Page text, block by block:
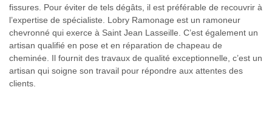
fissures. Pour éviter de tels dégâts, il est préférable de recouvrir à
l’expertise de spécialiste. Lobry Ramonage est un ramoneur
chevronné qui exerce à Saint Jean Lasseille. C’est également un
artisan qualifié en pose et en réparation de chapeau de
cheminée. Il fournit des travaux de qualité exceptionnelle, c’est un
artisan qui soigne son travail pour répondre aux attentes des
clients.